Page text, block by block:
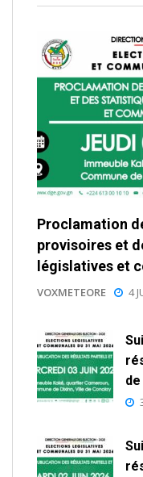
Proclamation
provisoires et
législatives et
VOXMETEORE 4